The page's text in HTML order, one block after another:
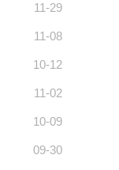
11-29
11-08
10-12
11-02
10-09
09-30